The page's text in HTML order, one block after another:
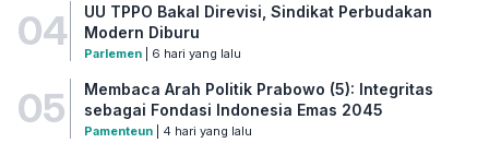
04
UU TPPO Bakal Direvisi, Sindikat Perbudakan
Modern Diburu
Parlemen| 6 hari yang lalu
05
Membaca Arah Politik Prabowo (5): Integritas
sebagai Fondasi Indonesia Emas 2045
Pamenteun| 4 hari yang lalu